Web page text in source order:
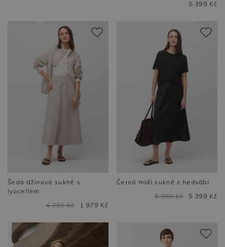
5 399 Kč
Šedá džínová sukně s
lyocellem
4 799 Kč
1 979 Kč
Černá midi sukně z hedvábí
8 999 Kč
5 399 Kč